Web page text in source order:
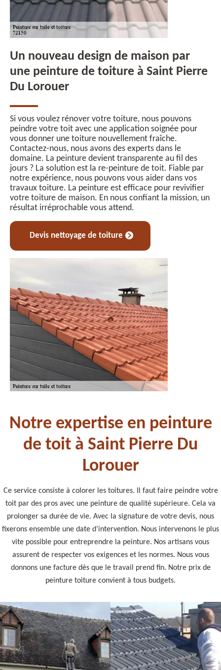
Un nouveau design de maison par
une peinture de toiture à Saint Pierre
Du Lorouer
Si vous voulez rénover votre toiture, nous pouvons
peindre votre toit avec une application soignée pour
vous donner une toiture nouvellement fraîche.
Contactez-nous, nous avons des experts dans le
domaine. La peinture devient transparente au fil des
jours ? La solution est la re-peinture de toit. Fiable par
notre expérience, nous pouvons vous aider dans vos
travaux toiture. La peinture est efficace pour revivifier
votre toiture de maison. En nous confiant la mission, un
résultat irréprochable vous attend.
Devis nettoyage de toiture
Notre expertise en peinture
de toit à Saint Pierre Du
Lorouer
Ce service consiste à colorer les toitures. Il faut faire peindre votre
toit par des pros avec une peinture de qualité supérieure. Cela va
prolonger sa durée de vie. Avec la signature de votre devis, nous
fixerons ensemble une date d’intervention. Nous intervenons le plus
vite possible pour entreprendre la peinture. Nos artisans vous
assurent de respecter vos exigences et les normes. Nous vous
donnons une facture dès que le travail prend fin. Notre prix de
peinture toiture convient à tous budgets.